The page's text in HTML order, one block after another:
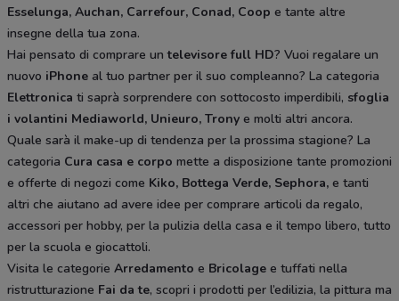
Esselunga, Auchan, Carrefour, Conad, Coop e tante altre
insegne della tua zona.
Hai pensato di comprare untelevisore full HD? Vuoi regalare un
nuovo iPhone al tuo partner per il suo compleanno? La categoria
Elettronica ti saprà sorprendere con sottocosto imperdibili, sfoglia
i volantini Mediaworld, Unieuro, Trony e molti altri ancora.
Quale sarà il make-up di tendenza per la prossima stagione? La
categoria Cura casa e corpo mette a disposizione tante promozioni
e offerte di negozi come Kiko, Bottega Verde, Sephora, e tanti
altri che aiutano ad avere idee per comprare articoli da regalo,
accessori per hobby, per la pulizia della casa e il tempo libero, tutto
per la scuola e giocattoli.
Visita le categorie Arredamento e Bricolage e tuffati nella
ristrutturazione Fai da te, scopri i prodotti per l’edilizia, la pittura ma